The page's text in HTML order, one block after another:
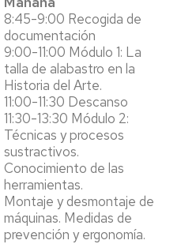
8:45-9:00 Recogida de
documentación
9:00-11:00 Módulo 1: La
talla de alabastro en la
Historia del Arte.
11:00-11:30 Descanso
11:30-13:30 Módulo 2:
Técnicas y procesos
sustractivos.
Conocimiento de las
herramientas.
Montaje y desmontaje de
máquinas. Medidas de
prevención y ergonomía.